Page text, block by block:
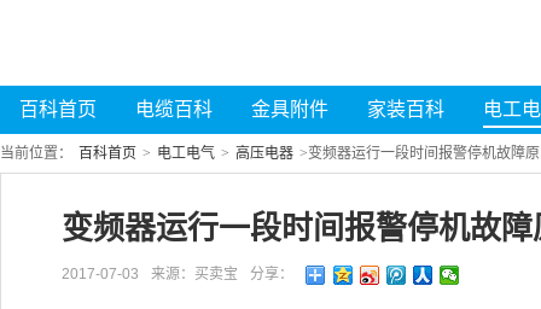
百科首页 电缆百科 金具附件 家装百科 电工
当前位置： 百科首页 > 电工电气 > 高压电器 >变频器运行一段时间报警停机故障
变频器运行一段时间报警停机故
2017-07-03 来源：买卖宝 分享：